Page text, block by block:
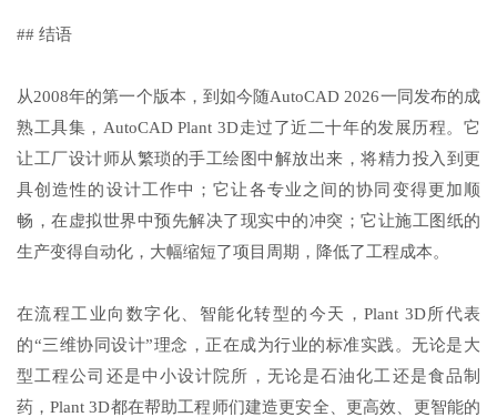
## 结语
从2008年的第一个版本，到如今随AutoCAD 2026一同发布的成
熟工具集，AutoCAD Plant 3D走过了近二十年的发展历程。它
让工厂设计师从繁琐的手工绘图中解放出来，将精力投入到更
具创造性的设计工作中；它让各专业之间的协同变得更加顺
畅，在虚拟世界中预先解决了现实中的冲突；它让施工图纸的
生产变得自动化，大幅缩短了项目周期，降低了工程成本。
在流程工业向数字化、智能化转型的今天，Plant 3D所代表
的“三维协同设计”理念，正在成为行业的标准实践。无论是大
型工程公司还是中小设计院所，无论是石油化工还是食品制
药，Plant 3D都在帮助工程师们建造更安全、更高效、更智能的